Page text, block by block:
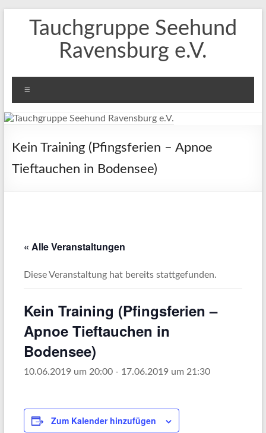
springenTauchgruppe Seehund
Ravensburg e.V.
Kein Training (Pfingsferien – Apnoe
Tieftauchen in Bodensee)
« Alle Veranstaltungen
Diese Veranstaltung hat bereits stattgefunden.
Kein Training (Pfingsferien –
Apnoe Tieftauchen in
Bodensee)
10.06.2019 um 20:00- 17.06.2019 um 21:30
Zum Kalender hinzufügen